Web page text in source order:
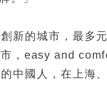
新的城市，最多
，easy and
中國人，在上海